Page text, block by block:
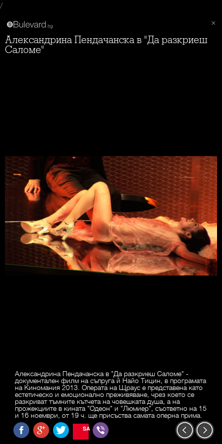
/
Александрина Пендачанска в "Да разкриеш
Саломе"
Александрина Пендачанска в "Да разкриеш Саломе" -
документален филм на съпруга й Найо Тицин, в програмата
на Киномания 2013. Операта на Щраус е представена като
естетическо и емоционално преживяване, чрез което се
разкриват тъмните кътчета на човешката душа, а на
прожекциите в кината "Одеон" и "Люмиер", съответно на 15
и 16 ноември, от 19 ч. ще присъства самата оперна прима.
SAVE